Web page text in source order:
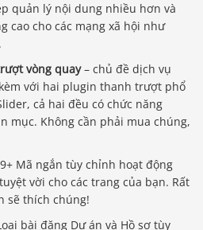
quản lý nội dung nhiều hơn và
cao cho các mạng xã hội như
vòng quay– chủ đề dịch vụ
với hai plugin thanh trượt phổ
cả hai đều có chức năng
mục. Không cần phải mua chúng,
Mã ngắn tùy chỉnh hoạt động
vời cho các trang của bạn. Rất
sẽ thích chúng!
bài đăng Dự án và Hồ sơ tùy